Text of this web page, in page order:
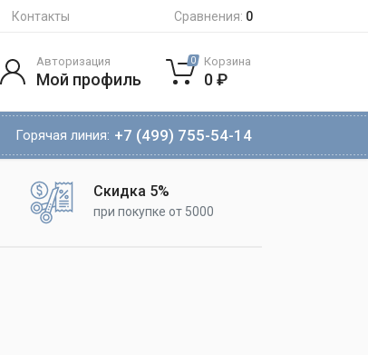
Контакты Сравнения: 0
Горячая линия: +7 (499) 755-54-14
Авторизация
Мой профиль
0 Корзина
0 ₽
Скидка 5%
при покупке от 5000